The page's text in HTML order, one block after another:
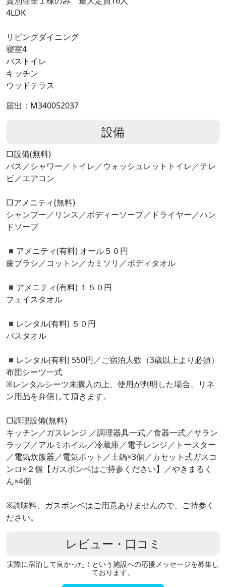
4LDK
リビングダイニング
寝室4
バストイレ
キッチン
ウッドテラス
届出：M340052037
設備
□設備(無料)
バス／シャワー／トイレ／ウォッシュレットトイレ／テレ
ビ／エアコン
□アメニティ(無料)
シャンプー／リンス／ボディーソープ／ドライヤー／ハン
ドソープ
◾️アメニティ(有料) オール５０円
歯ブラシ／コットン／カミソリ／ボディタオル
◾️アメニティ(有料) １５０円
フェイスタオル
◾️レンタル(有料) ５０円
バスタオル
◾️レンタル(有料) 550円／ご宿泊人数（3歳以上より必須）
布団シーツ一式
※レンタルシーツ未購入の上、使用が判明した場合、リネ
ン用品を弁償して頂きます。
□調理設備(無料)
キッチン／ガスレンジ ／調理器具一式／食器一式／サラン
ラップ／アルミホイル／冷蔵庫／電子レンジ／トースター
／電気炊飯器／電気ポット／土鍋×3個／カセット式ガスコ
ンロ×２個【ガスボンベはご持参ください】／やきまるく
ん×4個
※調味料、ガスボンベはご用意ありませんので、ご持参く
ださい。
レビュー・口コミ
実際に宿泊して良かった！という施設への応援メッセージを募集し
ております。